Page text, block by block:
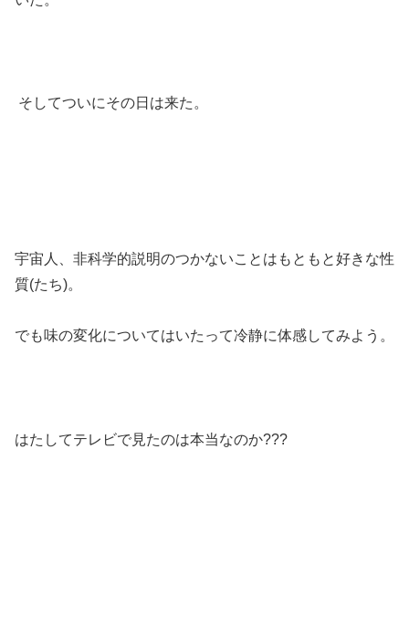
そしてついにその日は来た。
宇宙人、非科学的説明のつかないことはもともと好きな性
質(たち)。
でも味の変化についてはいたって冷静に体感してみよう。
はたしてテレビで見たのは本当なのか???